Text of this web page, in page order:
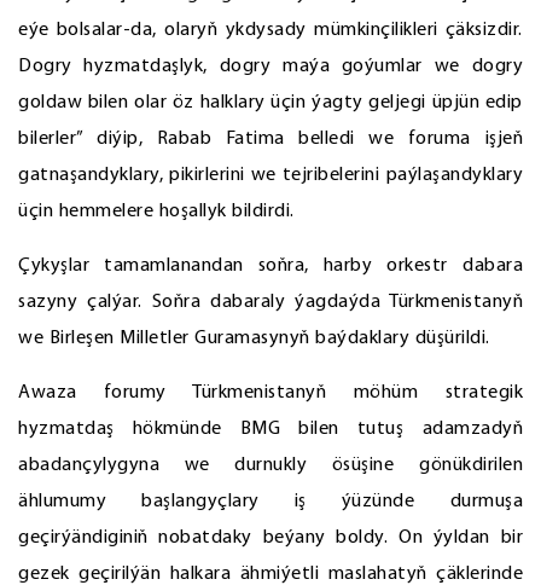
eýe bolsalar-da, olaryň ykdysady mümkinçilikleri çäksizdir.
Dogry hyzmatdaşlyk, dogry maýa goýumlar we dogry
goldaw bilen olar öz halklary üçin ýagty geljegi üpjün edip
bilerler” diýip, Rabab Fatima belledi we foruma işjeň
gatnaşandyklary, pikirlerini we tejribelerini paýlaşandyklary
üçin hemmelere hoşallyk bildirdi.
Çykyşlar tamamlanandan soňra, harby orkestr dabara
sazyny çalýar. Soňra dabaraly ýagdaýda Türkmenistanyň
we Birleşen Milletler Guramasynyň baýdaklary düşürildi.
Awaza forumy Türkmenistanyň möhüm strategik
hyzmatdaş hökmünde BMG bilen tutuş adamzadyň
abadançylygyna we durnukly ösüşine gönükdirilen
ählumumy başlangyçlary iş ýüzünde durmuşa
geçirýändiginiň nobatdaky beýany boldy. On ýyldan bir
gezek geçirilýän halkara ähmiýetli maslahatyň çäklerinde